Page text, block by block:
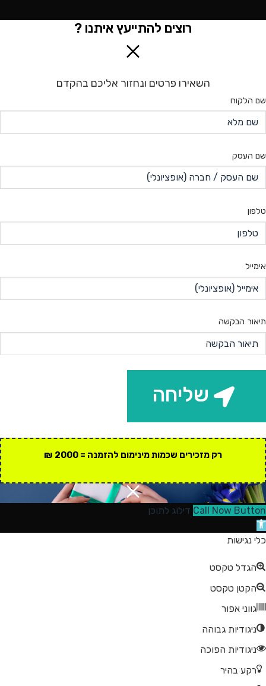
רוצים להתייעץ איתנו ?
השאירו פרטים ונחזור אליכם בהקדם
שם הלקוח
שם העסק
טלפון
אימייל
תיאור הבקשה
שליחה
רק מזכירים שכמות מינימום להזמנה = 2000 ₪
Call Now Button דילוג לתוכן
פתח
סרגל
כלי נגישות
הגדל טקסט
הקטן טקסט
גווני אפור
ניגודיות גבוהה
ניגודיות הפוכה
רקע בהיר